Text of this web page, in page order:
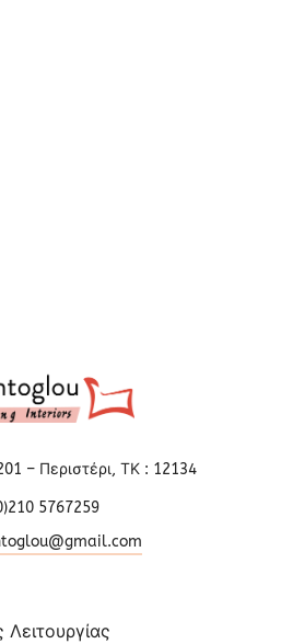
– Περιστέρι, ΤΚ : 12134
5767259
Λειτουργίας